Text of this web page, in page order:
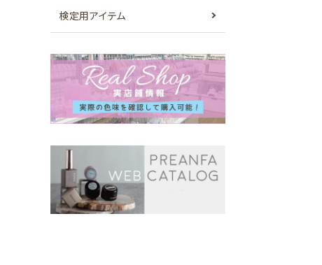
検定用アイテム